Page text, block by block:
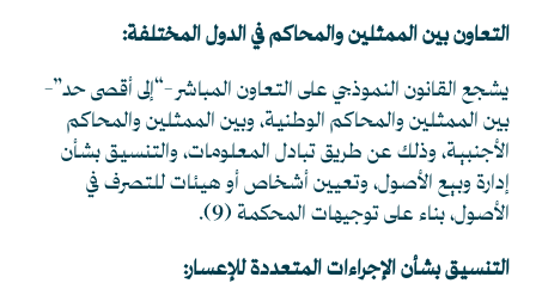
التعاون بين الممثلين والمحاكم في الدول المختلفة:
يشجع القانون النموذجي على التعاون المباشر -“إلى أقصى حد”-
بين الممثلين والمحاكم الوطنية، وبين الممثلين والمحاكم
الأجنبية، وذلك عن طريق تبادل المعلومات، والتنسيق بشأن
إدارة وبيع الأصول، وتعيين أشخاص أو هيئات للتصرف في
الأصول، بناء على توجيهات المحكمة(9)
.
التنسيق بشأن الإجراءات المتعددة للإعسار: